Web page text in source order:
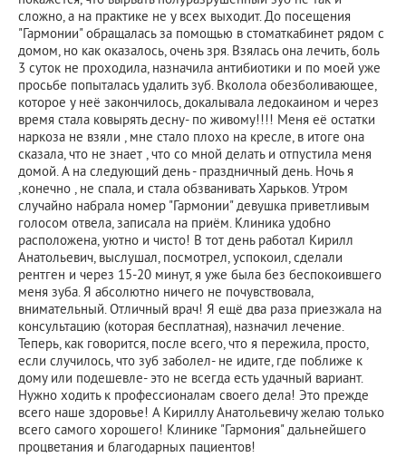
сложно, а на практике не у всех выходит. До посещения
"Гармонии" обращалась за помощью в стоматкабинет рядом с
домом, но как оказалось, очень зря. Взялась она лечить, боль
3 суток не проходила, назначила антибиотики и по моей уже
просьбе попыталась удалить зуб. Вколола обезболивающее,
которое у неё закончилось, докалывала ледокаином и через
время стала ковырять десну- по живому!!!! Меня её остатки
наркоза не взяли , мне стало плохо на кресле, в итоге она
сказала, что не знает , что со мной делать и отпустила меня
домой. А на следующий день - праздничный день. Ночь я
,конечно , не спала, и стала обзванивать Харьков. Утром
случайно набрала номер "Гармонии" девушка приветливым
голосом отвела, записала на приём. Клиника удобно
расположена, уютно и чисто! В тот день работал Кирилл
Анатольевич, выслушал, посмотрел, успокоил, сделали
рентген и через 15-20 минут, я уже была без беспокоившего
меня зуба. Я абсолютно ничего не почувствовала,
внимательный. Отличный врач! Я ещё два раза приезжала на
консультацию (которая бесплатная), назначил лечение.
Теперь, как говорится, после всего, что я пережила, просто,
если случилось, что зуб заболел- не идите, где поближе к
дому или подешевле- это не всегда есть удачный вариант.
Нужно ходить к профессионалам своего дела! Это прежде
всего наше здоровье! А Кириллу Анатольевичу желаю только
всего самого хорошего! Клинике "Гармония" дальнейшего
процветания и благодарных пациентов!